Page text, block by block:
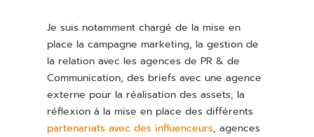
Je suis notamment chargé de la mise en
place la campagne marketing, la gestion de
la relation avec les agences de PR & de
Communication, des briefs avec une agence
externe pour la réalisation des assets, la
réflexion à la mise en place des différents
partenariats avec des influenceurs, agences